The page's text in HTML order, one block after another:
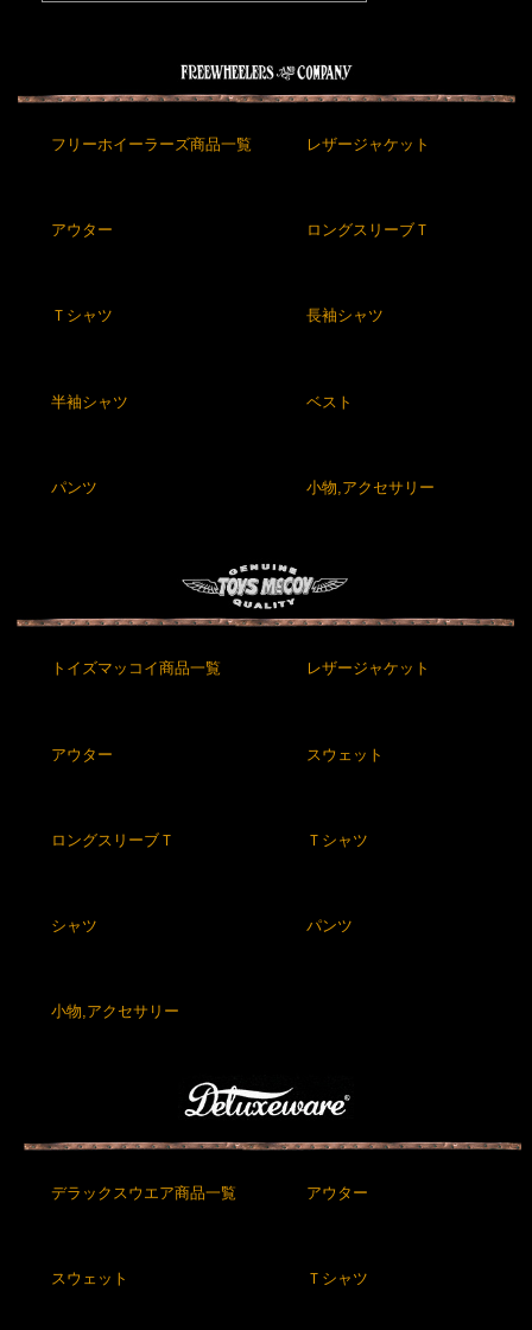
フリーホイーラーズ商品一覧 レザージャケット
アウター ロングスリーブＴ
Ｔシャツ 長袖シャツ
半袖シャツ ベスト
パンツ 小物,アクセサリー
トイズマッコイ商品一覧 レザージャケット
アウター スウェット
ロングスリーブＴ Ｔシャツ
シャツ パンツ
小物,アクセサリー
デラックスウエア商品一覧 アウター
スウェット Ｔシャツ